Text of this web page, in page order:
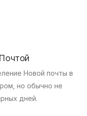
Новой почты в
но обычно не
дней.